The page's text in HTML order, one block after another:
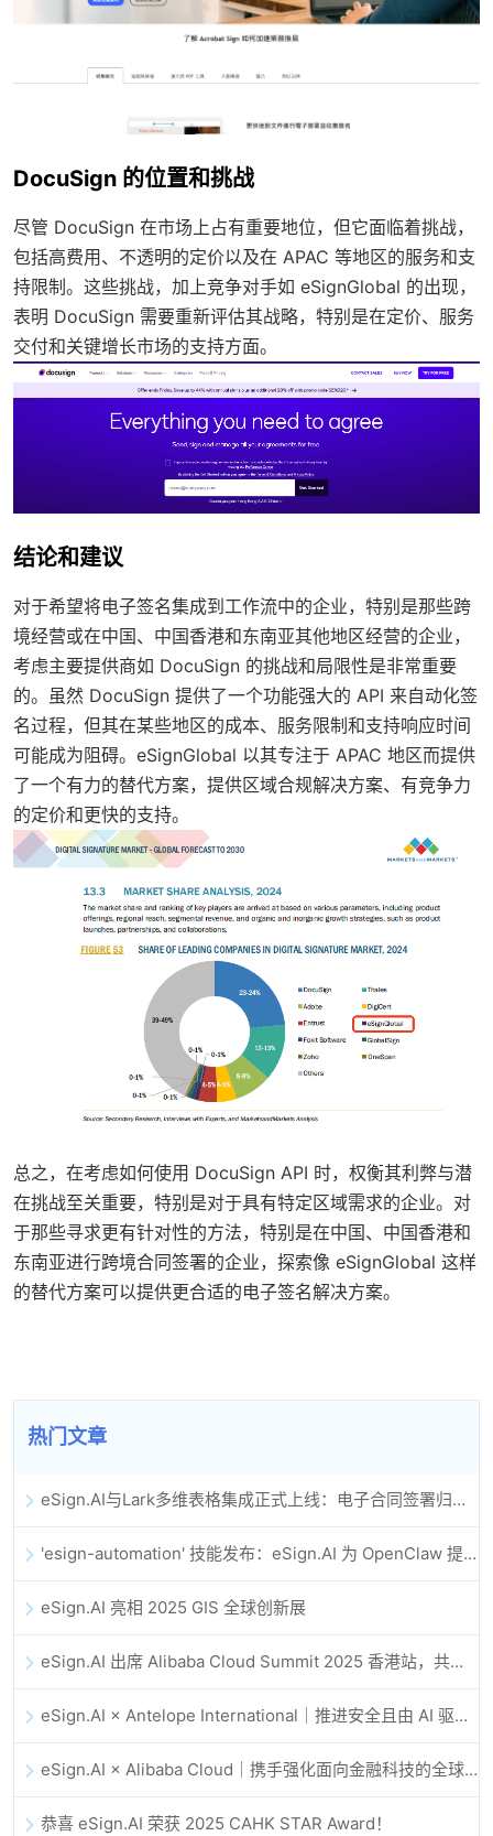
DocuSign 的位置和挑战
尽管 DocuSign 在市场上占有重要地位，但它面临着挑战，
包括高费用、不透明的定价以及在 APAC 等地区的服务和支
持限制。这些挑战，加上竞争对手如 eSignGlobal 的出现，
表明 DocuSign 需要重新评估其战略，特别是在定价、服务
交付和关键增长市场的支持方面。
结论和建议
对于希望将电子签名集成到工作流中的企业，特别是那些跨
境经营或在中国、中国香港和东南亚其他地区经营的企业，
考虑主要提供商如 DocuSign 的挑战和局限性是非常重要
的。虽然 DocuSign 提供了一个功能强大的 API 来自动化签
名过程，但其在某些地区的成本、服务限制和支持响应时间
可能成为阻碍。eSignGlobal 以其专注于 APAC 地区而提供
了一个有力的替代方案，提供区域合规解决方案、有竞争力
的定价和更快的支持。
总之，在考虑如何使用 DocuSign API 时，权衡其利弊与潜
在挑战至关重要，特别是对于具有特定区域需求的企业。对
于那些寻求更有针对性的方法，特别是在中国、中国香港和
东南亚进行跨境合同签署的企业，探索像 eSignGlobal 这样
的替代方案可以提供更合适的电子签名解决方案。
热门文章
eSign.AI与Lark多维表格集成正式上线：电子合同签署归档全程自动化
'esign-automation' 技能发布：eSign.AI 为 OpenClaw 提供自动化电子签名能力
eSign.AI 亮相 2025 GIS 全球创新展
eSign.AI 出席 Alibaba Cloud Summit 2025 香港站，共同探讨 AI 驱动的云创新与数字信任未来
eSign.AI × Antelope International｜推进安全且由 AI 驱动的数字化工作流
eSign.AI × Alibaba Cloud｜携手强化面向金融科技的全球数字信任
恭喜 eSign.AI 荣获 2025 CAHK STAR Award！